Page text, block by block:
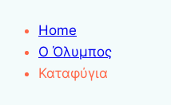
Home
Ο Όλυμπος
Καταφύγια